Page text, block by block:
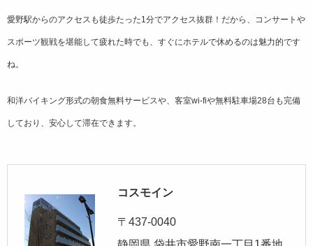
愛野駅からのアクセスも徒歩たった1分でアクセス抜群！だから、コンサートや
スポーツ観戦を堪能して疲れた時でも、すぐにホテルで休めるのは魅力的です
ね。
和洋バイキング形式の朝食無料サービスや、客室wi-fiや無料駐車場28台も完備
しており、安心して滞在できます。
コスモイン
〒437-0040